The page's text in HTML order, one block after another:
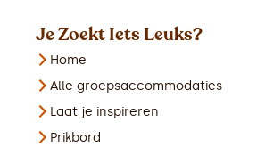
Je Zoekt Iets Leuks?
Home
Alle groepsaccommodaties
Laat je inspireren
Prikbord